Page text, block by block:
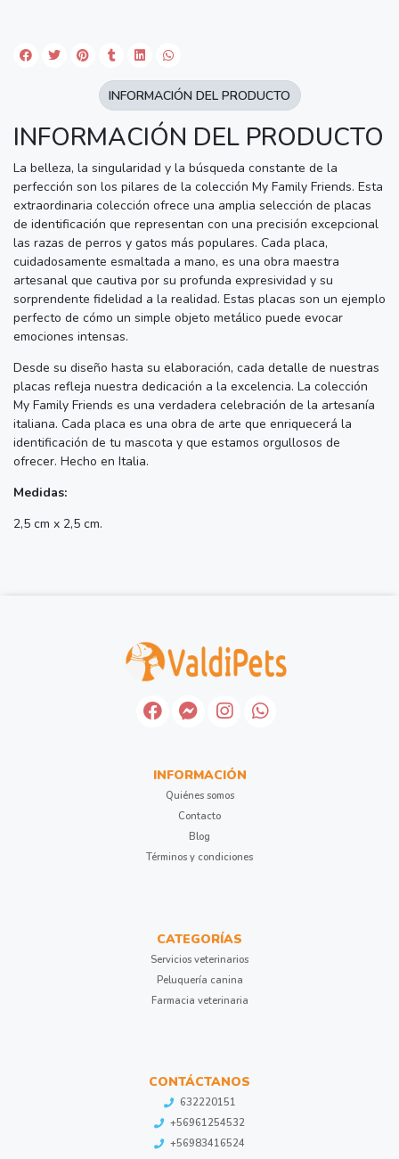
INFORMACIÓN DEL PRODUCTO
La belleza, la singularidad y la búsqueda constante de la
perfección son los pilares de la colección My Family Friends. Esta
extraordinaria colección ofrece una amplia selección de placas
de identificación que representan con una precisión excepcional
las razas de perros y gatos más populares. Cada placa,
cuidadosamente esmaltada a mano, es una obra maestra
artesanal que cautiva por su profunda expresividad y su
sorprendente fidelidad a la realidad. Estas placas son un ejemplo
perfecto de cómo un simple objeto metálico puede evocar
emociones intensas.
Desde su diseño hasta su elaboración, cada detalle de nuestras
placas refleja nuestra dedicación a la excelencia. La colección
My Family Friends es una verdadera celebración de la artesanía
italiana. Cada placa es una obra de arte que enriquecerá la
identificación de tu mascota y que estamos orgullosos de
ofrecer. Hecho en Italia.
Medidas:
2,5 cm x 2,5 cm.
INFORMACIÓN DEL PRODUCTO
INFORMACIÓN
Quiénes somos
Contacto
Blog
Términos y condiciones
CATEGORÍAS
Servicios veterinarios
Peluquería canina
Farmacia veterinaria
CONTÁCTANOS
632220151
+56961254532
+56983416524